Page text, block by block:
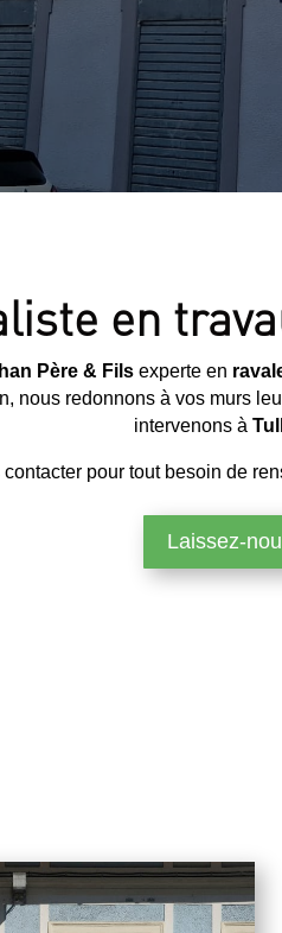
en
Père & Filsexperte en
nous redonnons à vos murs
intervenons à
contacter pour tout besoin de
Laissez-